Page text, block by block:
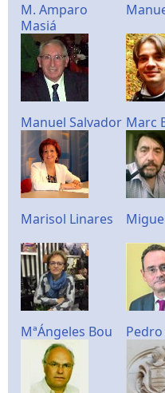
M. Amparo
Masiá
Manuel Salvador Marc
Marisol Linares
MªÁngeles Bou